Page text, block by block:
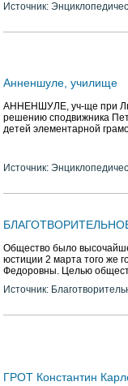
Источник:
Анненшуле, училище
АННЕНШУЛЕ, уч-ще при
решению сподвижника
детей элементарной
Источник:
Общество было
юстиции 2 марта того же
Федоровны. Целью
Источник:
ГРОТ Константин